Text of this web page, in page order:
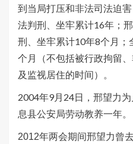
到当局打压和非法司法迫
法判刑、坐牢累计16年；
刑、坐牢累计10年8个月；
个月（不包括被行政拘留
及监视居住的时间）。
2004年9月24日，邢望力
息县公安局劳动教养一年。
2012年两会期间邢望力曾